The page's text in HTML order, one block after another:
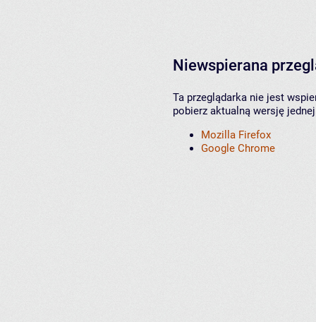
Niewspierana
Ta przeglądarka nie jest
pobierz aktualną wersję
Mozilla Firefox
Google Chrome